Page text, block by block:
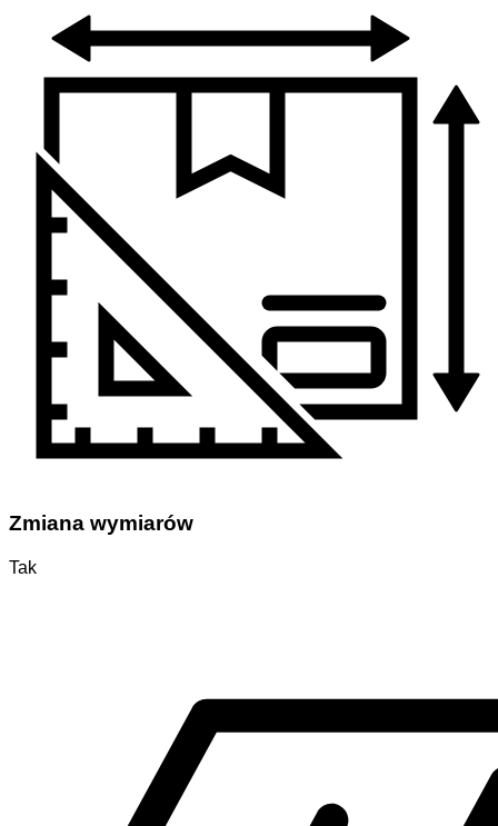
Zmiana wymiarów
Tak